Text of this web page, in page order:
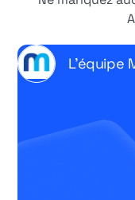
L'équipe